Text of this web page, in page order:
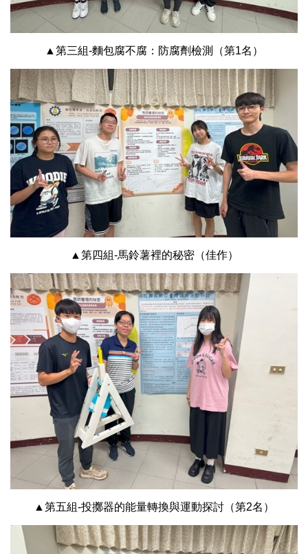
▲第三組-麵包腐不腐：防腐劑檢測（第1名）
▲第四組-馬鈴薯裡的秘密（佳作）
▲第五組-投擲器的能量轉換與運動探討（第2名）